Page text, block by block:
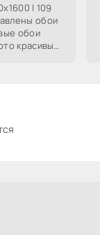
| 109
обои
обои
красивых